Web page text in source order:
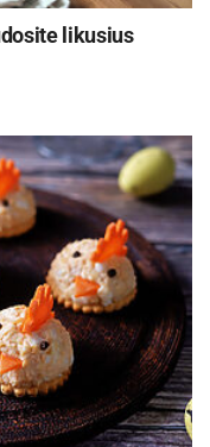
derliui.
iki rugpjūčio.
įpratę ją
tikras
dažnai ir
populiarumą
uogomis kaip
vadovė.
likusius